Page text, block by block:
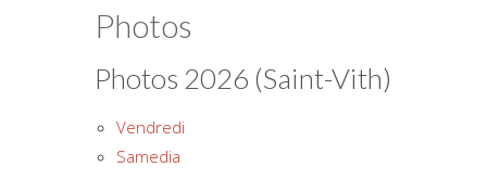
Photos
Photos 2026 (Saint-Vith)
Vendredi
Samedia